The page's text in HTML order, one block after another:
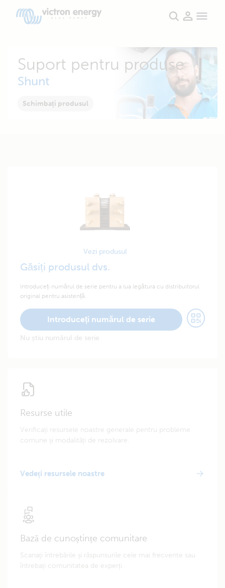
Suport pentru produse
Shunt
Schimbați produsul
Vezi produsul
Găsiți produsul dvs.
Introduceți numărul de serie pentru a lua legătura cu distribuitorul
original pentru asistență.
Introduceți numărul de serie
Nu știu numărul de serie
Resurse utile
Verificați resursele noastre generale pentru probleme
comune și modalități de rezolvare.
Vedeți resursele noastre
Bază de cunoștințe comunitare
Scanați întrebările și răspunsurile cele mai frecvente sau
întrebați comunitatea de experți.